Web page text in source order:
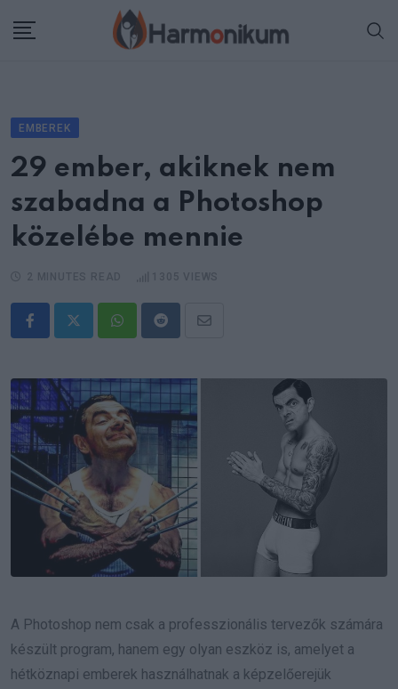
EMBEREK
29 ember, akiknek nem
szabadna a Photoshop
közelébe mennie
WhatsappRedditShare
Email
A Photoshop nem csak a professzionális tervezők számára
készült program, hanem egy olyan eszköz is, amelyet a
hétköznapi emberek használhatnak a képzelőerejük